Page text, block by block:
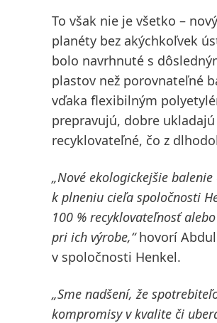
To však nie je všetko –
planéty bez akýchkoľvek
bolo navrhnuté s
plastov než porovnateľné
vďaka flexibilným
prepravujú, dobre
recyklovateľné, čo z
„Nové ekologickejšie
k plneniu cieľa spoločnosti
100 % recyklovateľnosť
pri ich výrobe,“hovorí
v spoločnosti Henkel.
„Sme nadšení, že
kompromisy v kvalite či